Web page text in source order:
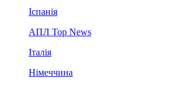
Іспанія
АПЛ Top News
Італія
Німеччина